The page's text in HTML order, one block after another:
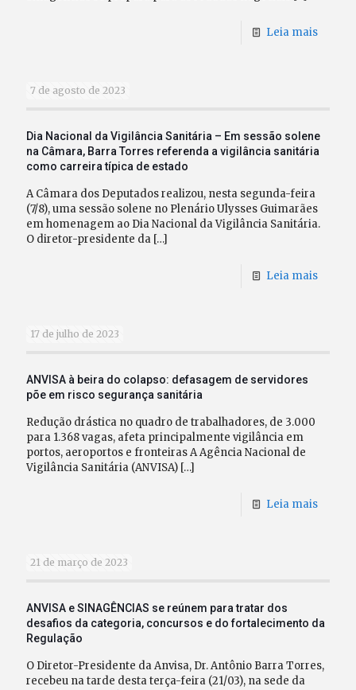
Leia mais
7 de agosto de 2023
Dia Nacional da Vigilância Sanitária – Em sessão solene
na Câmara, Barra Torres referenda a vigilância sanitária
como carreira típica de estado
A Câmara dos Deputados realizou, nesta segunda-feira
(7/8), uma sessão solene no Plenário Ulysses Guimarães
em homenagem ao Dia Nacional da Vigilância Sanitária.
O diretor-presidente da […]
Leia mais
17 de julho de 2023
ANVISA à beira do colapso: defasagem de servidores
põe em risco segurança sanitária
Redução drástica no quadro de trabalhadores, de 3.000
para 1.368 vagas, afeta principalmente vigilância em
portos, aeroportos e fronteiras A Agência Nacional de
Vigilância Sanitária (ANVISA) […]
Leia mais
21 de março de 2023
ANVISA e SINAGÊNCIAS se reúnem para tratar dos
desafios da categoria, concursos e do fortalecimento da
Regulação
O Diretor-Presidente da Anvisa, Dr. Antônio Barra Torres,
recebeu na tarde desta terça-feira (21/03), na sede da